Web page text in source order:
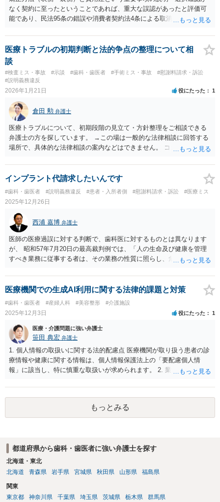
なく契約に至ったということであれば、重大な誤認があったと評価可
能であり、民法95条の錯誤や消費者契約法4条による取消が認められる
費損害はなく、「解約不可」や根拠不明の手数料請求は消費者契約法9
条により無効と判断されるのではないかと考えられます。デンタルロ
ーンについては、消費生活センターで抗弁書の交付を受け、支払停止
を主張するという対応が現実的だと思います。いずれにしても、第三
者機関（消費生活センター）に相談して対応していくことが望ましい
でしょう。
医療トラブルの初期判断と法的争点の整理について相
談
#検査ミス・事故 #示談 #歯科・歯医者 #手術ミス・事故
#慰謝料請求・訴訟
#説明義務違反
2026年1月21日 役にたった 1
倉田 勲 弁護士
医療トラブルについて、初期段階の見立て・方針整理をご相談できる
弁護士の方を探しています。 →この場は一般的な法律相談に回答する
場所で、具体的な法律相談の案内などはできません。 ココナラ法律相
談の日程調整含めて個別にご連絡なさってください。
インプラント代請求したいんです
#歯科・歯医者 #説明義務違反 #患者・入所者側 #慰謝料請求・訴訟 #医療ミス
2025年12月26日
西浦 嘉博 弁護士
医師の医療過誤に対する判断で、歯科医に対するものとは異なります
が、 昭和57年7月20日の最高裁判例では、「人の生命及び健康を管理
すべき業務に従事する者は、その業務の性質に照らし、危険防止のた
務の基準となるべきものは、診療当時のいわゆる臨床医学の実践にお
ける医療水準である」と判示されています。 したがって一般論とし
て、少なくとも医師に対する医療過誤の責任を追及する場合、「診療
当時のいわゆる臨床医学の実践における医療水準」に照らして判断さ
れることになります。 また、歯科医と相談者さんの間の診療契約に基
づく説明義務を果たさず（患者への十分な説明義務を果たさなかっ
た）、契約上の債務を履行しなかったという債務不履行に基づく構成
を検討することも可能です。 他方、いずれの請求の場合も、証拠等の
準備が必要となりますので、最寄りの法律事務所で相談されることを
検討ください。 上記、ご参考ください。
医療機関での生成AI利用に関する法律的課題と対策
#歯科・歯医者 #産婦人科 #美容整形 #介護施設
2025年12月3日 役にたった 1
医療・介護問題に強い弁護士
笹田 典宏 弁護士
1. 個人情報の取扱いに関する法的配慮点 医療機関が取り扱う患者の診
療情報や健康に関する情報は、個人情報保護法上の「要配慮個人情
報」に該当し、特に慎重な取扱いが求められます。 2. 業法規制に関す
っては、そのAIが「医療機器プログラム」に該当する可能性がありま
す。その場合、「プログラム医療機器該当性に関するガイドライン」
などを遵守する必要があるため、開発・提供前に該当性を十分に確認
する必要があります。 医師法との関係 厚生労働省の見解によれば、AI
任は医師が負うことになります。 3. 具体的な対応策 上記のリスクを
踏まえ、医療機関が生成AIを安全に利用するためには、以下の対応策
を講じることが重要です。 院内ガイドラインの策定と体制整備 職員が
とが不可欠です。ガイドラインには、以下の事項を盛り込むことが望
ましいです。 利用可能なサービスの特定: 入力した情報が機械学習に
もっとみる
都道府県から歯科・歯医者に強い弁護士を探す
北海道・東北
北海道
青森県 岩手県 宮城県 秋田県 山形県 福島県
関東
東京都
神奈川県 千葉県 埼玉県 茨城県 栃木県 群馬県